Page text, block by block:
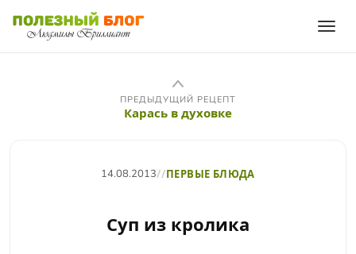
ПРЕДЫДУЩИЙ РЕЦЕПТ
Карась в духовке
14.08.2013//ПЕРВЫЕ БЛЮДА
Суп из кролика